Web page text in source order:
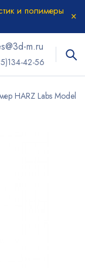
и полимеры
m.ru
42-56
HARZ Labs Model